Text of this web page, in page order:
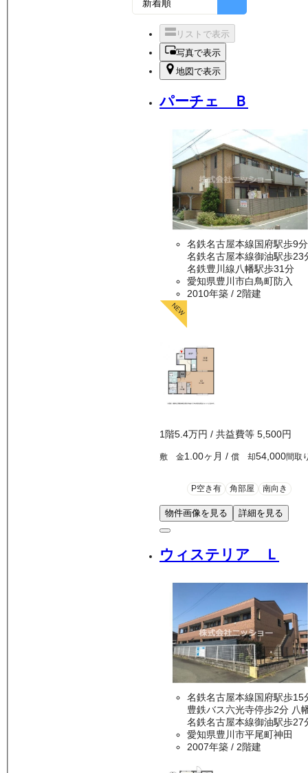
リストで表示
写真で表示
地図で表示
パーチェ Ｂ
名鉄名古屋本線国府駅歩9分
名鉄名古屋本線御油駅歩23
名鉄豊川線八幡駅歩31分
愛知県豊川市白鳥町防入
2010年築 / 2階建
1階5.4万円 / 共益費等 5,500円
敷 金1.00ヶ月 / 償 却54,000間取
P空き有 角部屋 南向き
物件画像を見る 詳細を見る
ウィステリア Ｌ
名鉄名古屋本線国府駅歩15
豊鉄バ
名鉄名古屋本線御油駅歩27
愛知県豊川市平尾町神田
2007年築 / 2階建